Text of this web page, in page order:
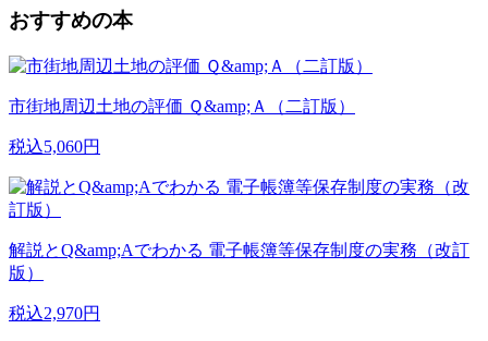
おすすめの本
市街地周辺土地の評価 Ｑ&amp;Ａ（二訂版）
税込5,060円
解説とQ&amp;Aでわかる 電子帳簿等保存制度の実務（改訂
版）
税込2,970円